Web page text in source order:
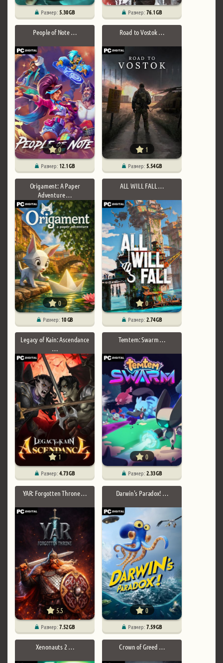
Размер:5.30 GB Размер:76.1 GB
People of Note …
0
Размер: 12.1 GB
Road to Vostok …
1
Размер:5.54 GB
Origament: A Paper
Adventure …
0
Размер: 10 GB
ALL WILL FALL …
0
Размер:2.74 GB
Legacy of Kain: Ascendance
…
1
Размер:4.73 GB
Temtem: Swarm …
0
Размер:2.33 GB
YAR: Forgotten Throne …
5.5
Размер:7.52 GB
Darwin's Paradox! …
0
Размер:7.59 GB
Xenonauts 2 … Crown of Greed …